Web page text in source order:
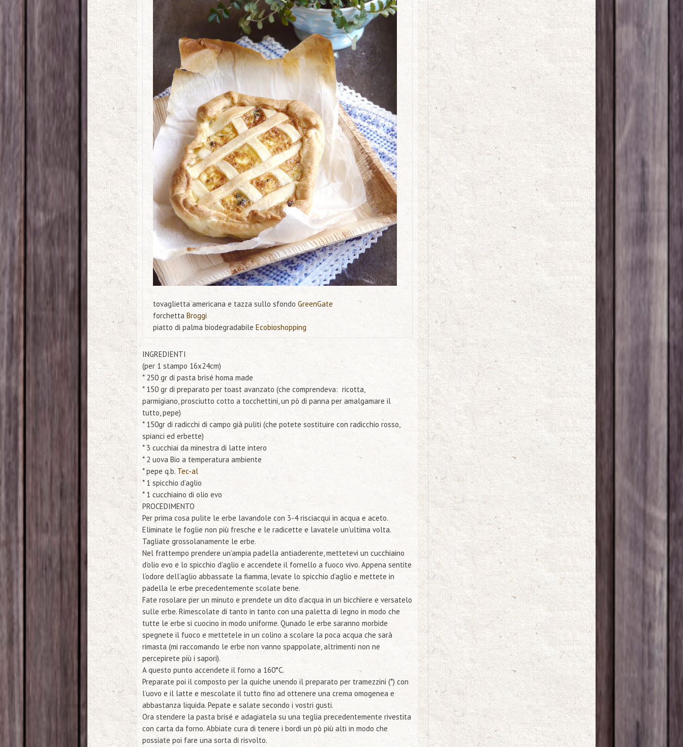
tovaglietta americana e tazza sullo sfondo GreenGate
forchetta Broggi
piatto di palma biodegradabile Ecobioshopping
INGREDIENTI
(per 1 stampo 16x24cm)
* 250 gr di pasta brisé homa made
*150 gr di preparato per toast avanzato (che comprendeva: ricotta,
parmigiano,prosciutto cotto a tocchettini,un pò di panna per amalgamare il
tutto,pepe)
* 150gr di radicchi di campo già puliti (che potete sostituire con radicchio rosso,
spianci ed erbette)
* 3 cucchiai da minestra di latte intero
* 2 uova Bio a temperatura ambiente
* pepe q.b. Tec-al
* 1 spicchio d’aglio
* 1 cucchiaino di olio evo
PROCEDIMENTO
Per prima cosa pulite le erbe lavandole con 3-4 risciacqui in acqua e aceto.
Eliminate le foglie non più fresche e le radicette e lavatele un’ultima volta.
Tagliate grossolanamente le erbe.
Nel frattempo prendere un’ampia padella antiaderente, mettetevi un cucchiaino
d’olio evo e lo spicchio d’aglio e accendete il fornello a fuoco vivo. Appena sentite
l’odore dell’aglio abbassate la fiamma, levate lo spicchio d’aglio e mettete in
padella le erbe precedentemente scolate bene.
Fate rosolare per un minuto e prendete un dito d’acqua in un bicchiere e versatelo
sulle erbe. Rimescolate di tanto in tanto con una paletta di legno in modo che
tutte le erbe si cuocino in modo uniforme. Qunado le erbe saranno morbide
spegnete il fuoco e mettetele in un colino a scolare la poca acqua che sarà
rimasta (mi raccomando le erbe non vanno spappolate, altrimenti non ne
percepirete più i sapori).
A questo punto accendete il forno a 160°C.
Preparate poi il composto per la quiche unendo il preparato per tramezzini (*) con
l’uovo e il latte e mescolate il tutto fino ad ottenere una crema omogenea e
abbastanza liquida. Pepate e salate secondo i vostri gusti.
Ora stendere la pasta brisé e adagiatela su una teglia precedentemente rivestita
con carta da forno. Abbiate cura di tenere i bordi un pò più alti in modo che
possiate poi fare una sorta di risvolto.